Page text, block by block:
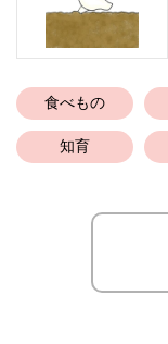
食べもの
知育